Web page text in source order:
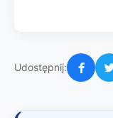
Udostępnij: